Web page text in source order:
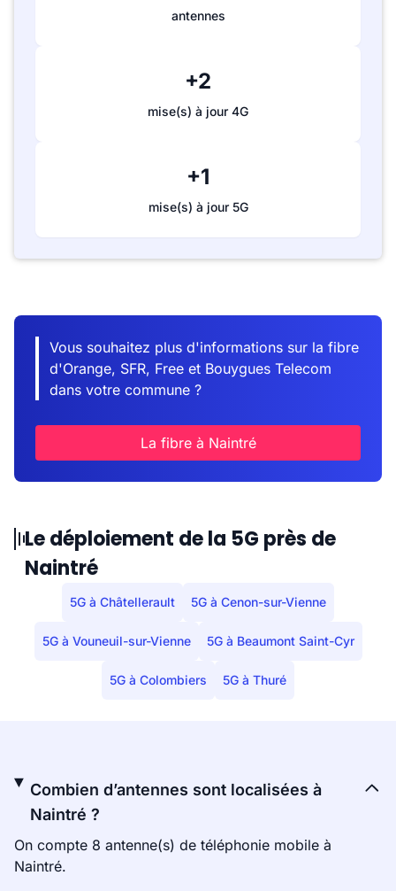
antennes
+2
mise(s) à jour 4G
+1
mise(s) à jour 5G
Vous souhaitez plus d'informations sur la fibre
d'Orange, SFR, Free et Bouygues Telecom
dans votre commune ?
La fibre à Naintré
Le déploiement de la 5G près de
Naintré
5G à Châtellerault 5G à Cenon-sur-Vienne
5G à Vouneuil-sur-Vienne 5G à Beaumont Saint-Cyr
5G à Colombiers 5G à Thuré
Combien d’antennes sont localisées à
Naintré ?
On compte 8 antenne(s) de téléphonie mobile à
Naintré.